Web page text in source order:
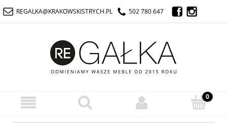
REGALKA@KRAKOWSKISTRYCH.PL 502 780 647